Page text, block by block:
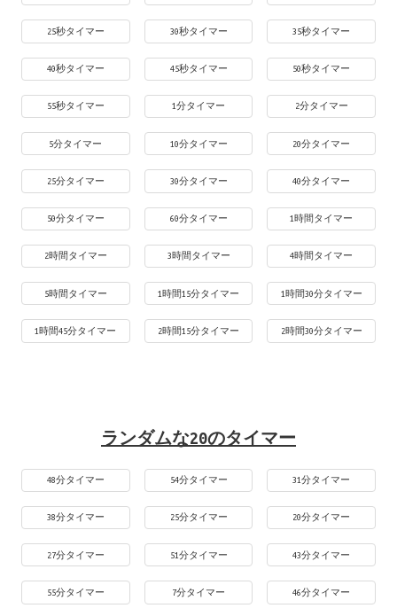
25秒タイマー 30秒タイマー 35秒タイマー
40秒タイマー 45秒タイマー 50秒タイマー
55秒タイマー 1分タイマー 2分タイマー
5分タイマー 10分タイマー 20分タイマー
25分タイマー 30分タイマー 40分タイマー
50分タイマー 60分タイマー 1時間タイマー
2時間タイマー 3時間タイマー 4時間タイマー
5時間タイマー 1時間15分タイマー 1時間30分タイマー
1時間45分タイマー 2時間15分タイマー 2時間30分タイマー
ランダムな20のタイマー
48分タイマー 54分タイマー 31分タイマー
38分タイマー 25分タイマー 20分タイマー
27分タイマー 51分タイマー 43分タイマー
55分タイマー 7分タイマー 46分タイマー